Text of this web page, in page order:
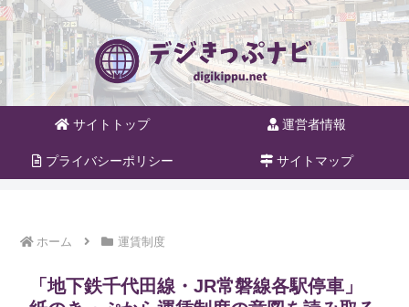
サイトトップ 運営者情報
プライバシーポリシー サイトマップ
ホーム 運賃制度
「地下鉄千代田線・JR常磐線各駅停車」